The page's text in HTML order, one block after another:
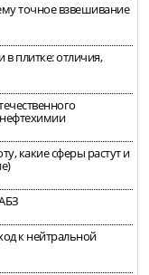
точное взвешивание
плитке: отличия,
какие сферы растут и
к нейтральной